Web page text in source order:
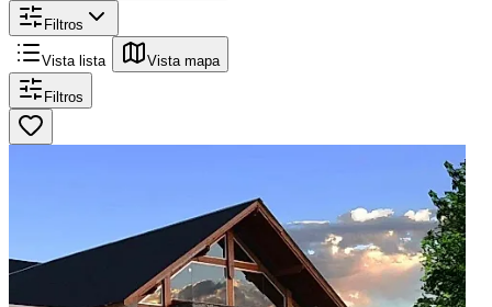
Filtros
Vista lista Vista mapa
Filtros